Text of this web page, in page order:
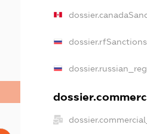
dossier.rfSanctions